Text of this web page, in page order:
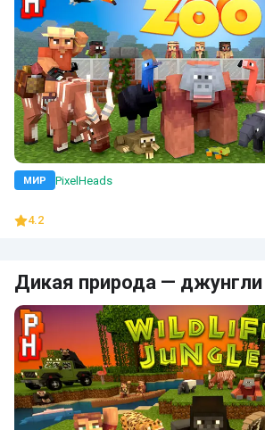
МИР PixelHeads
4.2
Дикая природа — джунгли